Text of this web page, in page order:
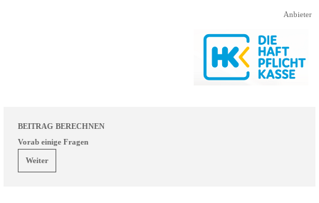
Anbieter
BEITRAG BERECHNEN
Vorab einige Fragen